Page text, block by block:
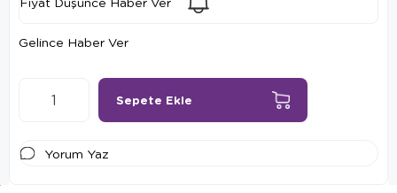
Gelince Haber Ver
Yorum Yaz